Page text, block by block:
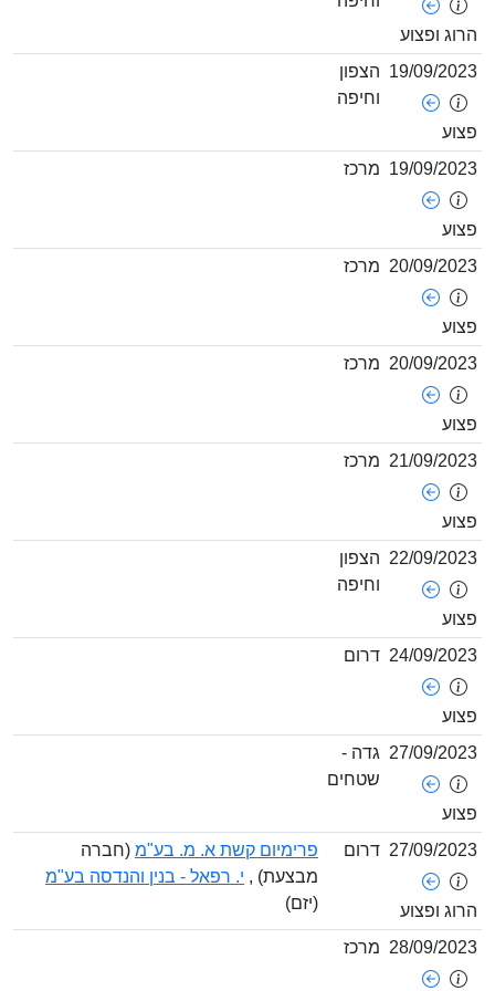
ופצוע
19/09/ הצפון
וחיפה
19/09/ מרכז
20/09/ מרכז
20/09/ מרכז
21/09/ מרכז
22/09/ הצפון
וחיפה
24/09/ דרום
27/09/ גדה -
שטחים
27/09/
ופצוע
דרום פרימיום קשת א. מ. בע"מ(חברה
מבצעת) ,י. רפאל - בנין והנדסה בע"מ
28/09/ מרכז